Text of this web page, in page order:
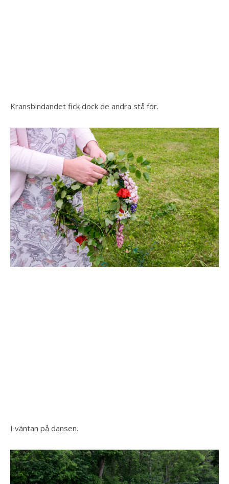
Kransbindandet fick dock de andra stå för.
I väntan på dansen.